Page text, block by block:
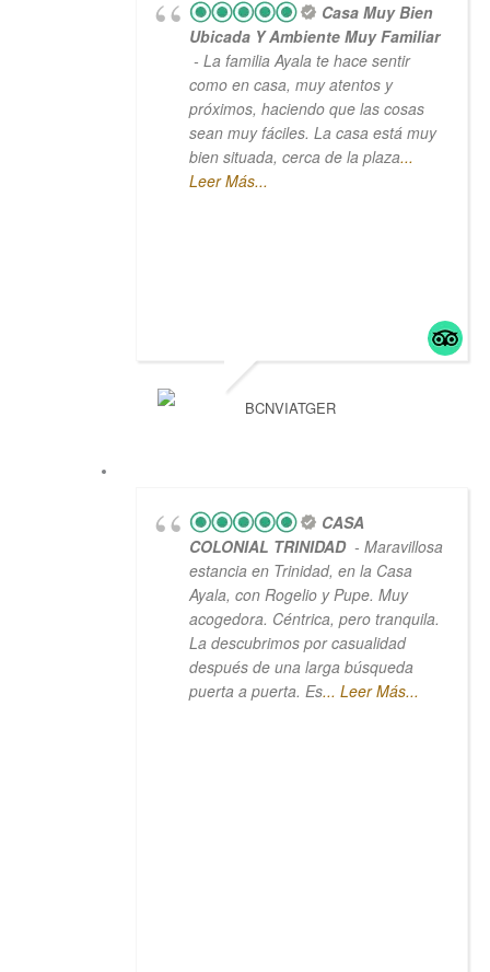
Casa Muy Bien
Ubicada Y Ambiente Muy Familiar
- La familia Ayala te hace sentir
como en casa, muy atentos y
próximos, haciendo que las cosas
sean muy fáciles. La casa está muy
bien situada, cerca de la plaza...
Leer Más...
BCNVIATGER
CASA
COLONIAL TRINIDAD - Maravillosa
estancia en Trinidad, en la Casa
Ayala, con Rogelio y Pupe. Muy
acogedora. Céntrica, pero tranquila.
La descubrimos por casualidad
después de una larga búsqueda
puerta a puerta. Es... Leer Más...